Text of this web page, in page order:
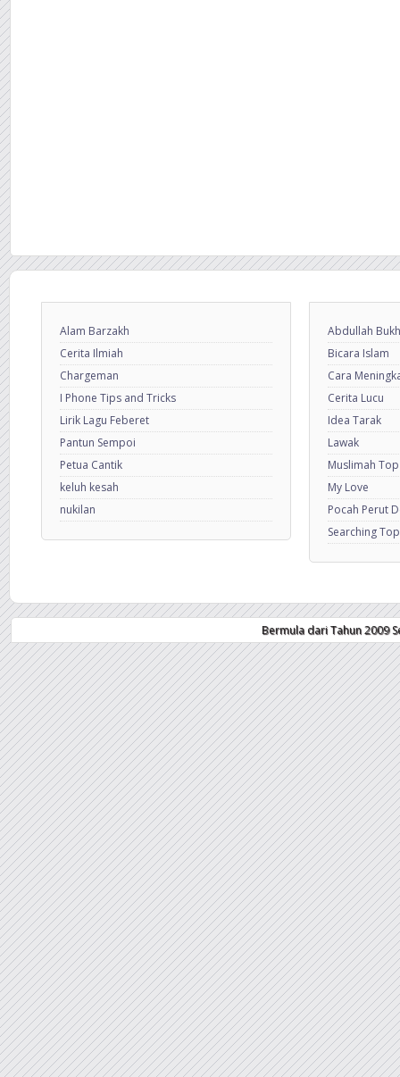
Alam Barzakh
Cerita Ilmiah
Chargeman
I Phone Tips and Tricks
Lirik Lagu Feberet
Pantun Sempoi
Petua Cantik
keluh kesah
nukilan
Abdullah
Bicara Islam
Cara
Cerita Lucu
Idea Tarak
Lawak
Muslimah
My Love
Pocah Perut
Searching
Bermula dari Tahun 2009